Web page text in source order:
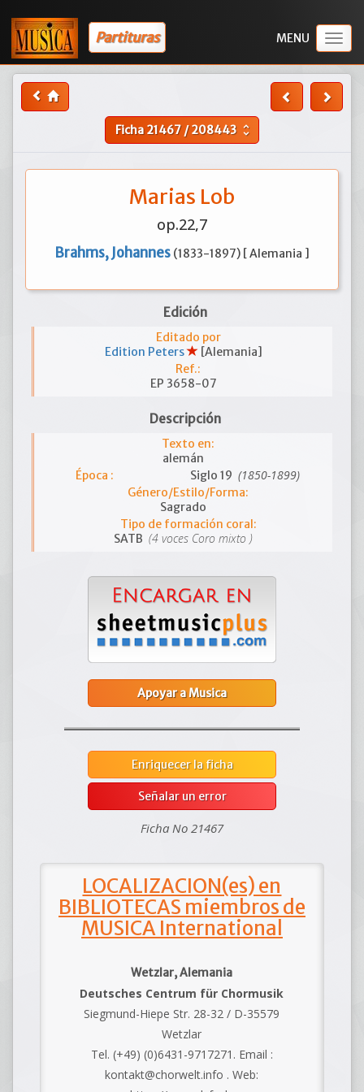
Partituras
Ficha21467/208443 unfold_more
Marias Lob
op.22,7
Brahms, Johannes (1833-1897) [ Alemania ]
Edición
Editado por
Edition Peters
[Alemania]
Ref.:
EP 3658-07
Descripción
Texto en:
alemán
Época :
Siglo 19 (1850-1899)
Género/Estilo/Forma:
Sagrado
Tipo de formación coral:
SATB (4 voces Coro mixto )
Apoyar a Musica
Enriquecer la ficha
Señalar un error
Ficha No 21467
LOCALIZACION(es) en
BIBLIOTECAS miembros de
MUSICA International
Wetzlar, Alemania
Deutsches Centrum für Chormusik
Siegmund-Hiepe Str. 28-32 / D-35579
Wetzlar
Tel. (+49) (0)6431-9717271. Email :
kontakt@chorwelt.info . Web: